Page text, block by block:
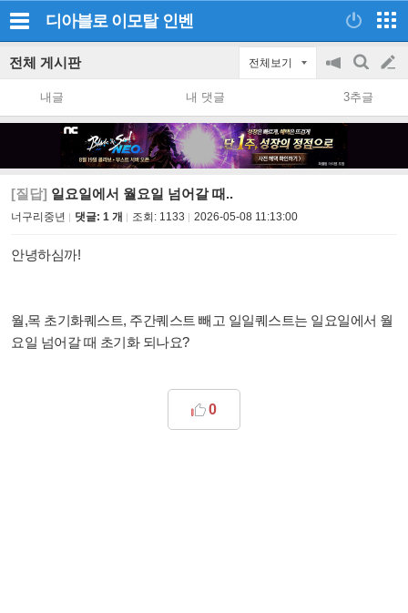
디아블로 이모탈 인벤
전체 게시판 전체보기
공
on/off
검
색
글
쓰
내글 내 댓글 3추글
[질답] 일요일에서 월요일 넘어갈 때..
너구리중년 댓글: 1 개 조회: 1133 2026-05-08 11:13:00
안녕하심까!
월,목 초기화퀘스트, 주간퀘스트 빼고 일일퀘스트는 일요일에서 월
요일 넘어갈 때 초기화 되나요?
0